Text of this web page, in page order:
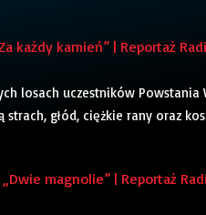
każdy kamień” | Reportaż
losach uczestników
głód, ciężkie rany oraz
magnolie” | Reportaż